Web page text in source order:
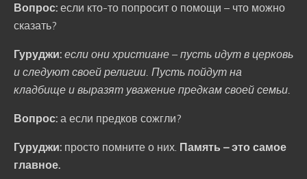
Вопрос: если кто-то попросит о помощи – что можно
сказать?
Гуруджи: если они христиане – пусть идут в церковь
и следуют своей религии. Пусть пойдут на
кладбище и выразят уважение предкам своей семьи.
Вопрос: а если предков сожгли?
Гуруджи: просто помните о них. Память – это самое
главное.